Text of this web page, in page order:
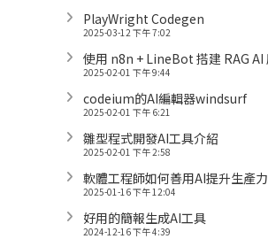
PlayWright Codegen
2025-03-12 下午 7:02
使用 n8n + LineBot 搭建 RAG AI
2025-02-01 下午 9:44
codeium的AI編輯器windsurf
2025-02-01 下午 6:21
雛型程式開發AI工具介紹
2025-02-01 下午 2:58
軟體工程師如何善用AI提升生產力
2025-01-16 下午 12:04
好用的簡報生成AI工具
2024-12-16 下午 4:39